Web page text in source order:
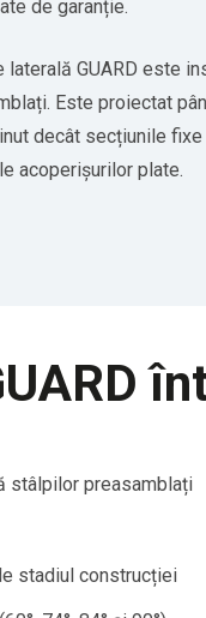
de garanție.
GUARD este
Este proiectat
decât secțiunile
acoperișurilor plate.
stâlpilor preasamblați
stadiul construcției